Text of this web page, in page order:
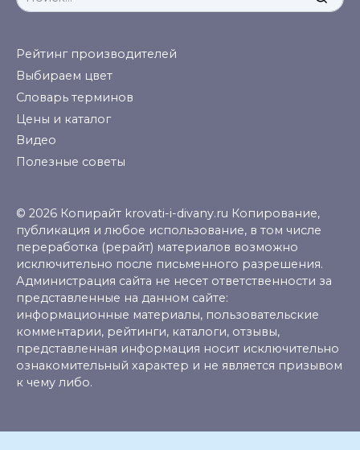
for:
Рейтинг производителей
Выбираем цвет
Словарь терминов
Цены и каталог
Видео
Полезные советы
© 2026 Копирайт krovati-i-divany.ru Копирование,
публикация и любое использование, в том числе
переработка (рерайт) материалов возможно
исключительно после письменного разрешения.
Администрация сайта не несет ответственности за
представленные на данном сайте:
информационные материалы, пользовательские
комментарии, рейтинги, каталоги, отзывы,
представленная информация носит исключительно
ознакомительный характер и не является призывом
к чему либо.